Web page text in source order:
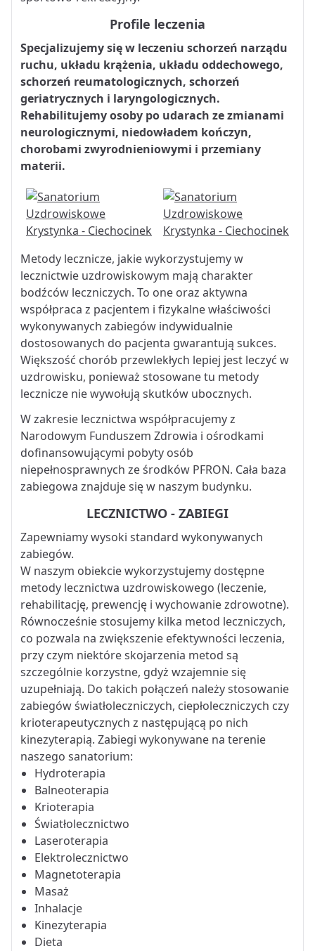
Profile leczenia
Specjalizujemy się w leczeniu schorzeń narządu
ruchu, układu krążenia, układu oddechowego,
schorzeń reumatologicznych, schorzeń
geriatrycznych i laryngologicznych.
Rehabilitujemy osoby po udarach ze zmianami
neurologicznymi, niedowładem kończyn,
chorobami zwyrodnieniowymi i przemiany
materii.
Metody lecznicze, jakie wykorzystujemy w
lecznictwie uzdrowiskowym mają charakter
bodźców leczniczych. To one oraz aktywna
współpraca z pacjentem i fizykalne właściwości
wykonywanych zabiegów indywidualnie
dostosowanych do pacjenta gwarantują sukces.
Większość chorób przewlekłych lepiej jest leczyć w
uzdrowisku, ponieważ stosowane tu metody
lecznicze nie wywołują skutków ubocznych.
W zakresie lecznictwa współpracujemy z
Narodowym Funduszem Zdrowia i ośrodkami
dofinansowującymi pobyty osób
niepełnosprawnych ze środków PFRON. Cała baza
zabiegowa znajduje się w naszym budynku.
LECZNICTWO - ZABIEGI
Zapewniamy wysoki standard wykonywanych
zabiegów.
W naszym obiekcie wykorzystujemy dostępne
metody lecznictwa uzdrowiskowego (leczenie,
rehabilitację, prewencję i wychowanie zdrowotne).
Równocześnie stosujemy kilka metod leczniczych,
co pozwala na zwiększenie efektywności leczenia,
przy czym niektóre skojarzenia metod są
szczególnie korzystne, gdyż wzajemnie się
uzupełniają. Do takich połączeń należy stosowanie
zabiegów światłoleczniczych, ciepłoleczniczych czy
krioterapeutycznych z następującą po nich
kinezyterapią. Zabiegi wykonywane na terenie
naszego sanatorium:
Hydroterapia
Balneoterapia
Krioterapia
Światłolecznictwo
Laseroterapia
Elektrolecznictwo
Magnetoterapia
Masaż
Inhalacje
Kinezyterapia
Dieta